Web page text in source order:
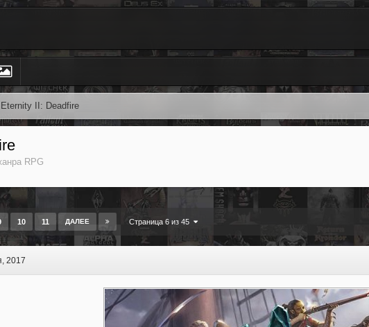
II: Deadfire
RPG
10 11 ДАЛЕЕ Страница 6 из 45
2017